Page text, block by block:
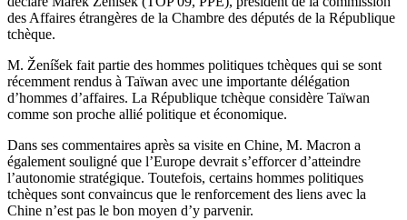
des Affaires étrangères de la Chambre des députés de la République
tchèque.
M. Ženíšek fait partie des hommes politiques tchèques qui se sont
récemment rendus à Taïwan avec une importante délégation
d’hommes d’affaires. La République tchèque considère Taïwan
comme son proche allié politique et économique.
Dans ses commentaires après sa visite en Chine, M. Macron a
également souligné que l’Europe devrait s’efforcer d’atteindre
l’autonomie stratégique. Toutefois, certains hommes politiques
tchèques sont convaincus que le renforcement des liens avec la
Chine n’est pas le bon moyen d’y parvenir.